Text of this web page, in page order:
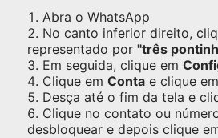
Abra o WhatsApp
No canto inferior direito,
representado por "três
Em seguida, clique em
Clique em Conta e clique em
Desça até o fim da tela e
Clique no contato ou
desbloquear e depois clique